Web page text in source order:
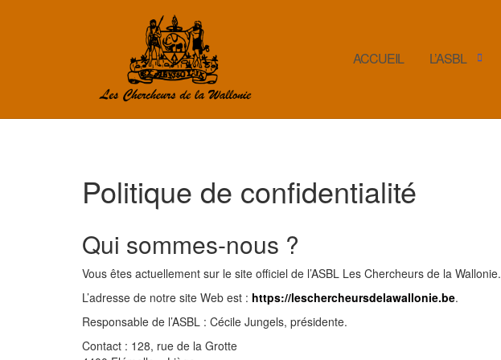
ACCUEIL L’ASBL
Politique de confidentialité
Qui sommes-nous ?
Vous êtes actuellement sur le site officiel de l’ASBL Les Chercheurs de la Wallonie.
L’adresse de notre site Web est : https://leschercheursdelawallonie.be.
Responsable de l’ASBL : Cécile Jungels, présidente.
Contact : 128, rue de la Grotte